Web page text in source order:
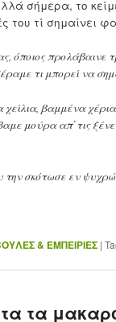
σήμερα, το
του τί σημαίνει
όποιος
τι μπορεί να
βαμμένα
μούρα απ΄τις
την σκότωσε εν
& ΕΜΠΕΙΡΙΕΣ |
τα